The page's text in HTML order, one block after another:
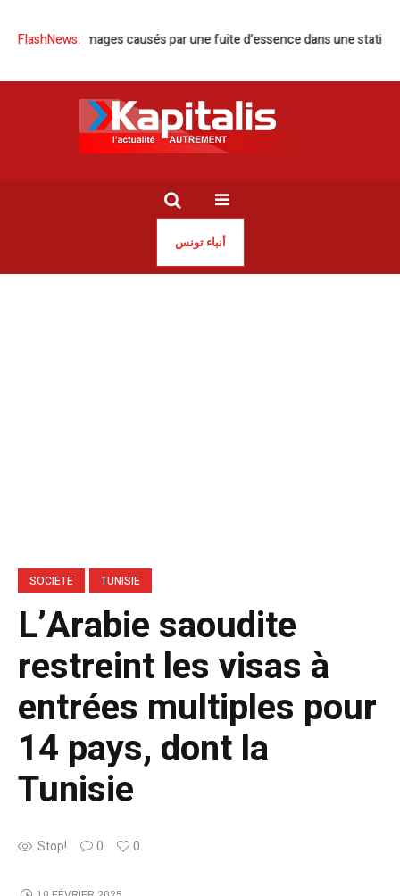
FlashNews:
| Dommages causés par une fuite d’essence dans une station-
أنباء تونس
SOCIETE TUNISIE
L’Arabie saoudite
restreint les visas à
entrées multiples pour
14 pays, dont la
Tunisie
Stop! 0 0